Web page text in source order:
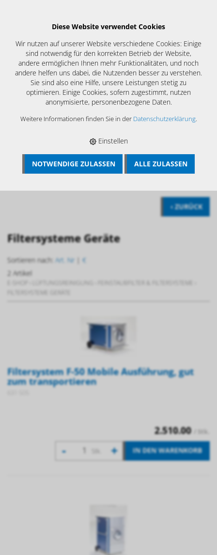
BÖSCH MRS › LÜFTUNGSREINIGUNG
FEINSTAUBFILTER &
‹ ZURÜCK
Filtersysteme Geräte
Sortieren nach: Art. Nr
€
2 Artikel
Filtersystem F-50 Mobile Ausführung, gut
zum transportieren
2.510.00 / Stk.
- + IN DEN WARENKORB
Diese Website verwendet Cookies
Wir nutzen auf unserer Website verschiedene Cookies: Einige
sind notwendig für den korrekten Betrieb der Website,
andere ermöglichen Ihnen mehr Funktionalitäten, und noch
andere helfen uns dabei, die Nutzenden besser zu verstehen.
Sie sind also eine Hilfe, unsere Leistungen stetig zu
optimieren. Einige Cookies, sofern zugestimmt, nutzen
anonymisierte, personenbezogene Daten.
Weitere Informationen finden Sie in der Datenschutzerklärung.
Einstellen
NOTWENDIGE ZULASSEN ALLE ZULASSEN